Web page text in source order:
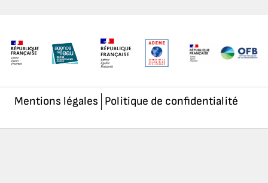
Mentions légales Politique de confidentialité